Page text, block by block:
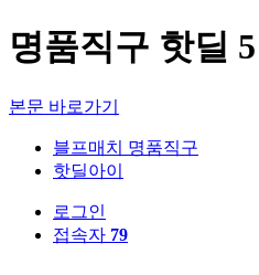
명품직구 핫딜
본문 바로가기
블프매치 명품직구
핫딜아이
로그인
접속자 79